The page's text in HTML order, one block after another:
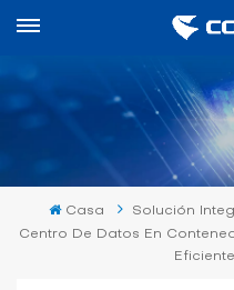
العربية
Casa
Solución
Centro De Datos En